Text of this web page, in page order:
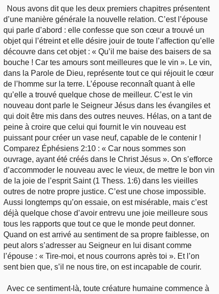
Nous avons dit que les deux premiers chapitres présentent
d’une manière générale la nouvelle relation. C’est l’épouse
qui parle d’abord : elle confesse que son cœur a trouvé un
objet qui l’étreint et elle désire jouir de toute l’affection qu’elle
découvre dans cet objet : « Qu’il me baise des baisers de sa
bouche ! Car tes amours sont meilleures que le vin ». Le vin,
dans la Parole de Dieu, représente tout ce qui réjouit le cœur
de l’homme sur la terre. L’épouse reconnaît quant à elle
qu’elle a trouvé quelque chose de meilleur. C’est le vin
nouveau dont parle le Seigneur Jésus dans les évangiles et
qui doit être mis dans des outres neuves. Hélas, on a tant de
peine à croire que celui qui fournit le vin nouveau est
puissant pour créer un vase neuf, capable de le contenir !
Comparez Éphésiens 2:10 : « Car nous sommes son
ouvrage, ayant été créés dans le Christ Jésus ». On s’efforce
d’accommoder le nouveau avec le vieux, de mettre le bon vin
de la joie de l’esprit Saint (1 Thess. 1:6) dans les vieilles
outres de notre propre justice. C’est une chose impossible.
Aussi longtemps qu’on essaie, on est misérable, mais c’est
déjà quelque chose d’avoir entrevu une joie meilleure sous
tous les rapports que tout ce que le monde peut donner.
Quand on est arrivé au sentiment de sa propre faiblesse, on
peut alors s’adresser au Seigneur en lui disant comme
l’épouse : « Tire-moi, et nous courrons après toi ». Et l’on
sent bien que, s’il ne nous tire, on est incapable de courir.
Avec ce sentiment-là, toute créature humaine commence à